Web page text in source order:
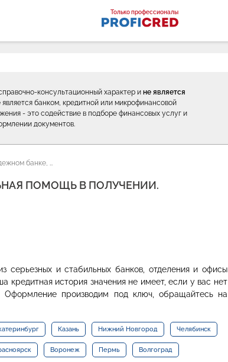
Только профессионалы
консультационный характер ине является
является банком, кредитной или микрофинансовой
- это содействие в подборе финансовых услуг и
документов.
банке, …
ПОМОЩЬ В ПОЛУЧЕНИИ.
и стабильных банков, отделения и офисы
кредитная история значения не имеет, если у вас нет
Оформление производим под ключ, обращайтесь на
Казань Нижний Новгород Челябинск
Воронеж Пермь Волгоград